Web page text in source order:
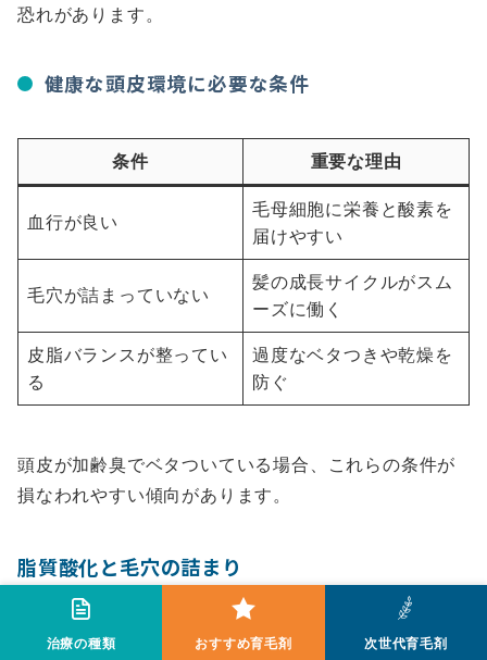
治療の種類 おすすめ育毛剤 次世代育毛剤
恐れがあります。
健康な頭皮環境に必要な条件
条件 重要な理由
血行が良い
毛母細胞に栄養と酸素を
届けやすい
毛穴が詰まっていない
髪の成長サイクルがスム
ーズに働く
皮脂バランスが整ってい
る
過度なベタつきや乾燥を
防ぐ
頭皮が加齢臭でベタついている場合、これらの条件が
損なわれやすい傾向があります。
脂質酸化と毛穴の詰まり